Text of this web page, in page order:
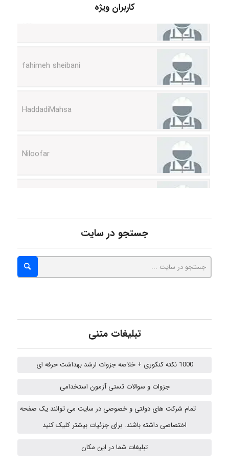
کاربران ویژه
abolfazlkoshehe
A.balandeh
fatima
جستجو در سایت
تبلیغات متنی
1000 نکته کنکوری + خلاصه جزوات ارشد بهداشت حرفه ای
جزوات و سوالات تستی آزمون استخدامی
تمام شرکت های دولتی و خصوصی در سایت می توانند یک صفحه
اختصاصی داشته باشند. برای جزئیات بیشتر کلیک کنید
تبلیغات شما در این مکان